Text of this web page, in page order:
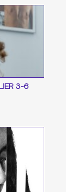
3-6